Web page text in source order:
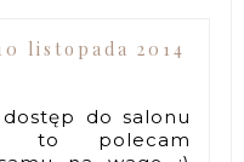
listopada 2014
do salonu
to polecam